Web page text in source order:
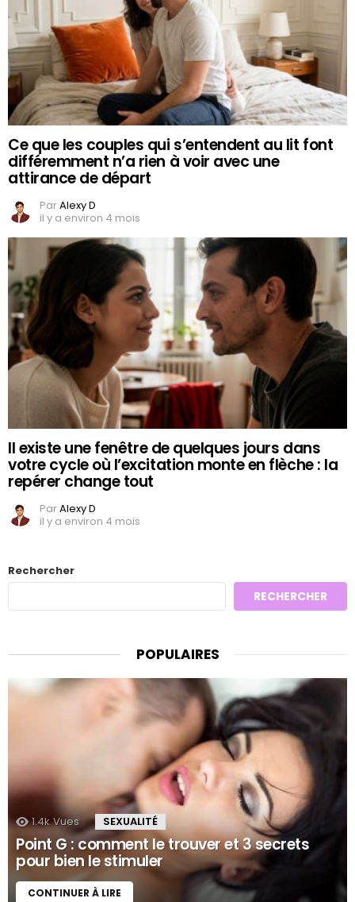
Ce que les couples qui s’entendent au lit font
différemment n’a rien à voir avec une
attirance de départ
ParAlexy D
il y a environ 4 mois
Il existe une fenêtre de quelques jours dans
votre cycle où l’excitation monte en flèche : la
repérer change tout
ParAlexy D
il y a environ 4 mois
Rechercher
RECHERCHER
POPULAIRES
1.4k Vues SEXUALITÉ
Point G : comment le trouver et 3 secrets
pour bien le stimuler
CONTINUER À LIRE